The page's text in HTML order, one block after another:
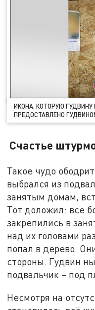
ИКОНА, КОТОРУЮ
ПРЕДОСТАВЛЕНО
Счастье
Такое чудо
выбрался из
занятым домам,
Тот доложил: все
закрепились в
над их головами
попал в дерево.
стороны. Гудвин
подвальчик – под
Несмотря на